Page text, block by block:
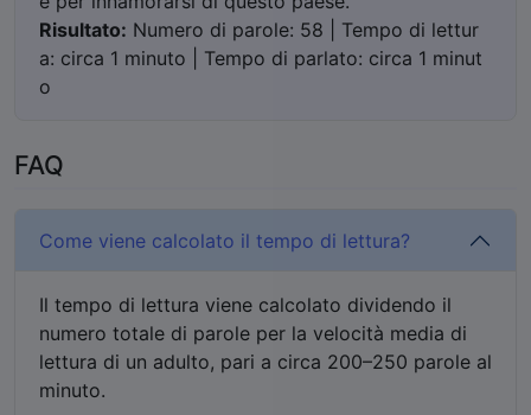
Risultato: Numero di parole: 58 | Tempo di lettur
a: circa 1 minuto | Tempo di parlato: circa 1 minut
o
FAQ
Come viene calcolato il tempo di lettura?
Il tempo di lettura viene calcolato dividendo il
numero totale di parole per la velocità media di
lettura di un adulto, pari a circa 200–250 parole al
minuto.